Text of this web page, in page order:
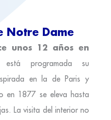
Notre Dame
unos 12 años en
programada su
en la de Paris y
en 1877 se eleva hasta
La visita del interior no